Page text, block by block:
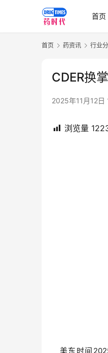
首页
首页 药资讯 行业
CDER换
2025年11月12日
浏览量
美东时间